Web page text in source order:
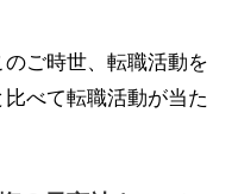
ご時世、転職活動を
べて転職活動が当た